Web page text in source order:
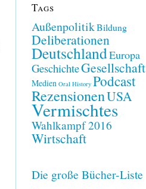
Tags
AußenpolitikBildung
Deliberationen
DeutschlandEuropa
GeschichteGesellschaft
Medien Oral History Podcast
RezensionenUSA
Vermischtes
Wahlkampf 2016
Wirtschaft
Die große Bücher-Liste